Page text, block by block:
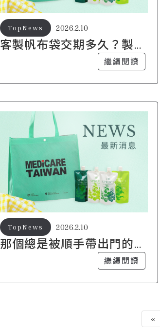
客製帆布袋交期多久？製
作流程與時間安排說明
2026.2.10
TopNews
繼續閱讀
那個總是被順手帶出門的
購物袋，藏著日常的節奏
2026.2.10
TopNews
繼續閱讀
_«